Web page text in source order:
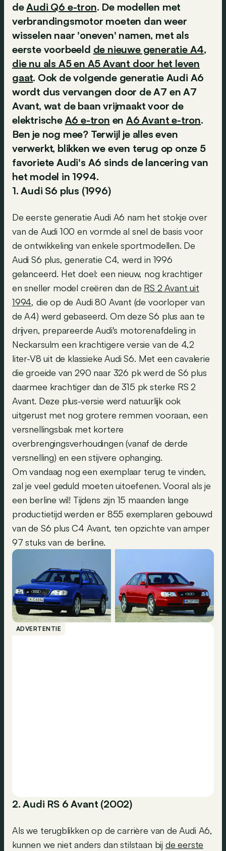
deAudi Q6 e-tron. De modellen met
verbrandingsmotor moeten dan weer
wisselen naar 'oneven' namen, met als
eerste voorbeeld de nieuwe generatie A4,
die nu als A5 en A5 Avant door het leven
gaat. Ook de volgende generatie Audi A6
wordt dus vervangen door de A7 en A7
Avant, wat de baan vrijmaakt voor de
elektrische A6 e-tron enA6 Avant e-tron.
Ben je nog mee? Terwijl je alles even
verwerkt, blikken we even terug op onze 5
favoriete Audi's A6 sinds de lancering van
het model in 1994.
1. Audi S6 plus (1996)
De eerste generatie Audi A6 nam het stokje over
van de Audi 100 en vormde al snel de basis voor
de ontwikkeling van enkele sportmodellen. De
Audi S6 plus, generatie C4, werd in 1996
gelanceerd. Het doel: een nieuw, nog krachtiger
en sneller model creëren dan de RS 2 Avant uit
1994, die op de Audi 80 Avant (de voorloper van
de A4) werd gebaseerd. Om deze S6 plus aan te
drijven, prepareerde Audi's motorenafdeling in
Neckarsulm een krachtigere versie van de 4,2
liter-V8 uit de klassieke Audi S6. Met een cavalerie
die groeide van 290 naar 326 pk werd de S6 plus
daarmee krachtiger dan de 315 pk sterke RS 2
Avant. Deze plus-versie werd natuurlijk ook
uitgerust met nog grotere remmen vooraan, een
versnellingsbak met kortere
overbrengingsverhoudingen (vanaf de derde
versnelling) en een stijvere ophanging.
Om vandaag nog een exemplaar terug te vinden,
zal je veel geduld moeten uitoefenen. Vooral als je
een berline wil! Tijdens zijn 15 maanden lange
productietijd werden er 855 exemplaren gebouwd
van de S6 plus C4 Avant, ten opzichte van amper
97 stuks van de berline.
ADVERTENTIE
2. Audi RS 6 Avant (2002)
Als we terugblikken op de carrière van de Audi A6,
kunnen we niet anders dan stilstaan bij de eerste